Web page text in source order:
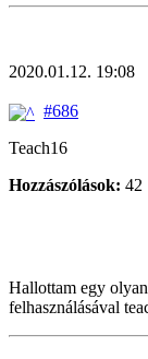
2020.01.12. 19:08
#686
Teach16
Hozzászólások: 42
Hallottam egy
felhasználásával